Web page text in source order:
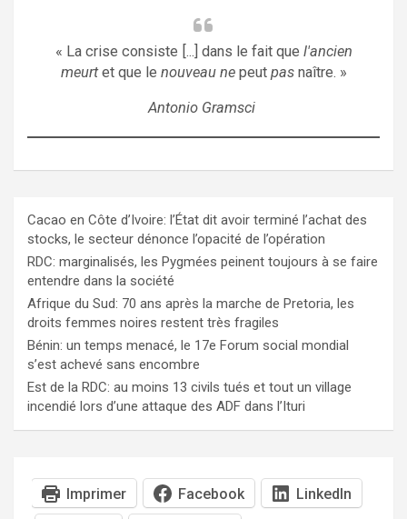
« La crise consiste [...] dans le fait que l'ancien
meurtet que le nouveau nepeut pasnaître. »
Antonio Gramsci
Cacao en Côte d’Ivoire: l’État dit avoir terminé l’achat des
stocks, le secteur dénonce l’opacité de l’opération
RDC: marginalisés, les Pygmées peinent toujours à se faire
entendre dans la société
Afrique du Sud: 70 ans après la marche de Pretoria, les
droits femmes noires restent très fragiles
Bénin: un temps menacé, le 17e Forum social mondial
s’est achevé sans encombre
Est de la RDC: au moins 13 civils tués et tout un village
incendié lors d’une attaque des ADF dans l’Ituri
Imprimer Facebook LinkedIn